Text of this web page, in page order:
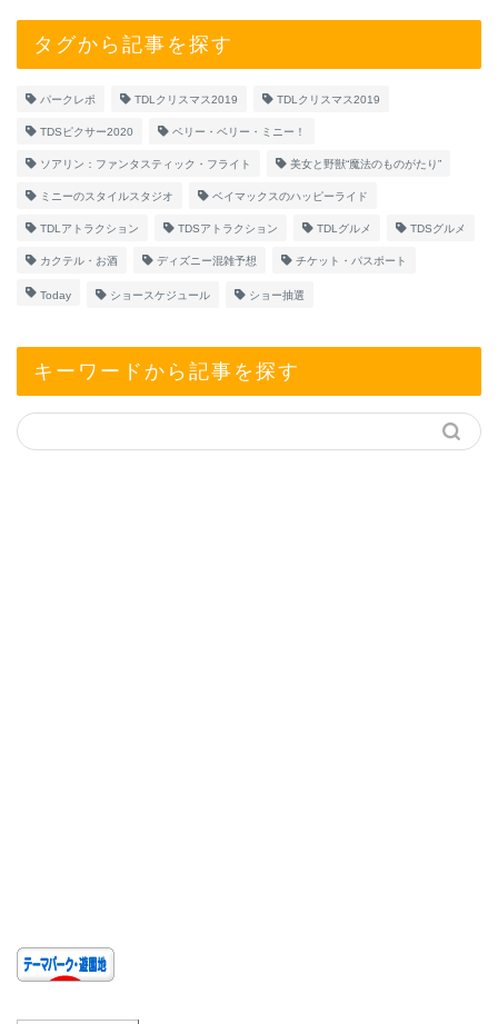
タグから記事を探す
パークレポ TDLクリスマス2019 TDLクリスマス2019
TDSピクサー2020 ベリー・ベリー・ミニー！
ソアリン：ファンタスティック・フライト 美女と野獣“魔法のものがたり”
ミニーのスタイルスタジオ ベイマックスのハッピーライド
TDLアトラクション TDSアトラクション TDLグルメ TDSグルメ
カクテル・お酒 ディズニー混雑予想 チケット・パスポート
Today ショースケジュール ショー抽選
キーワードから記事を探す